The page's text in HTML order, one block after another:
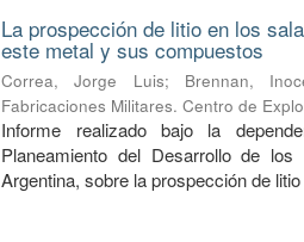
La prospección de litio en los
este metal y sus compuestos
Correa, Jorge Luis; Brennan,
Fabricaciones Militares. Centro de
Informe realizado bajo la
Planeamiento del Desarrollo de
Argentina, sobre la prospección de